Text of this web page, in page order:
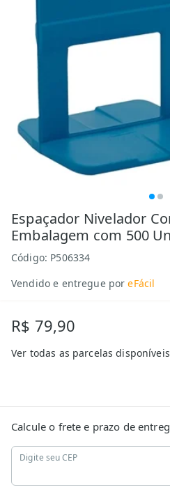
Espaçador Nivelador
Embalagem com 500
Código: P506334
Vendido e entregue por eFácil
R$ 79,90
Ver todas as parcelas disponíveis
Calcule o frete e prazo de
Digite seu CEP